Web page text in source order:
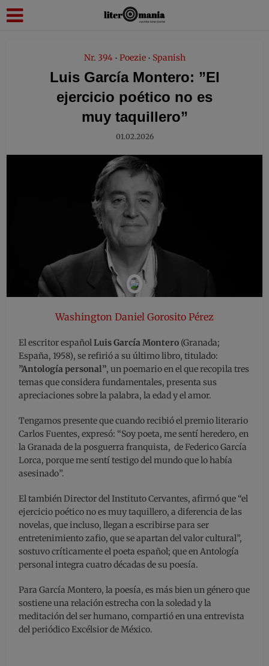
Nr. 394 • Poezie • Spanish
Luis García Montero: ”El
ejercicio poético no es
muy taquillero”
01.02.2026
Washington Daniel Gorosito Pérez
El escritor españolLuis García Montero (Granada;
España, 1958), se refirió a su último libro, titulado:
”Antología personal”, un poemario en el que recopila tres
temas que considera fundamentales, presenta sus
apreciaciones sobre la palabra, la edad y el amor.
Tengamos presente que cuando recibió el premio literario
Carlos Fuentes, expresó: “Soy poeta, me sentí heredero, en
la Granada de la posguerra franquista, de Federico García
Lorca, porque me sentí testigo del mundo que lo había
asesinado”.
El también Director del Instituto Cervantes, afirmó que “el
ejercicio poético no es muy taquillero, a diferencia de las
novelas, que incluso, llegan a escribirse para ser
entretenimiento zafio, que se apartan del valor cultural”,
sostuvo críticamente el poeta español; que en Antología
personal integra cuatro décadas de su poesía.
Para García Montero, la poesía, es más bien un género que
sostiene una relación estrecha con la soledad y la
meditación del ser humano, compartió en una entrevista
del periódico Excélsior de México.
modal-check